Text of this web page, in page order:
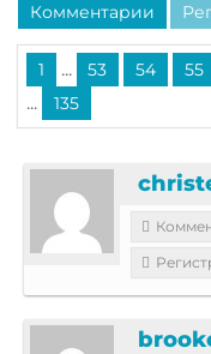
Комментарии
1 ... 53 54 55
... 135